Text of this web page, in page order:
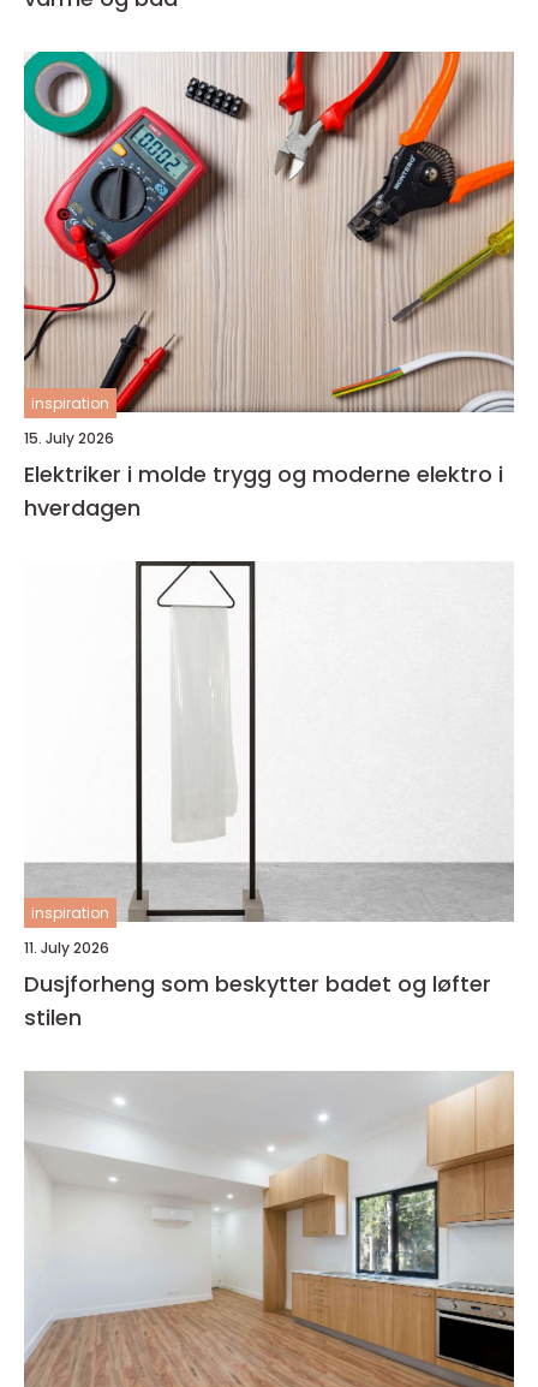
inspiration
15. July 2026
Elektriker i molde trygg og moderne elektro i
hverdagen
inspiration
11. July 2026
Dusjforheng som beskytter badet og løfter
stilen